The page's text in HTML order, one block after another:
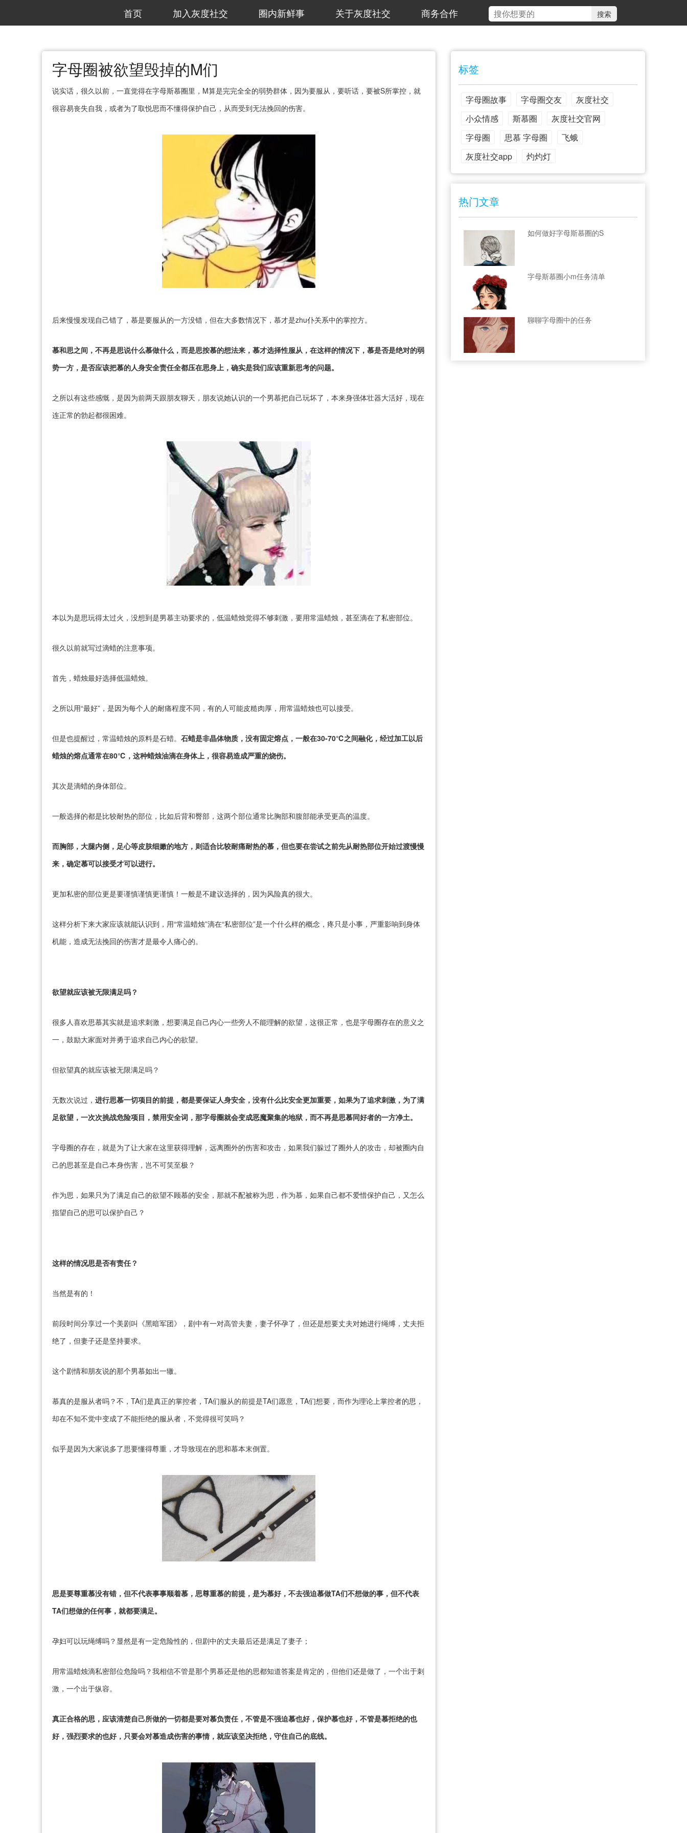
首页 加入灰度社交 圈内新鲜事 关于灰度社交 商务合作
字母圈被欲望毁掉的M们
说实话，很久以前，一直觉得在字母斯慕圈里，M算是完完全全的弱势群体，因为要服从，要听话，要被S所掌控，就
很容易丧失自我，或者为了取悦思而不懂得保护自己，从而受到无法挽回的伤害。
后来慢慢发现自己错了，慕是要服从的一方没错，但在大多数情况下，慕才是zhu仆关系中的掌控方。
慕和思之间，不再是思说什么慕做什么，而是思按慕的想法来，慕才选择性服从，在这样的情况下，慕是否是绝对的弱
势一方，是否应该把慕的人身安全责任全都压在思身上，确实是我们应该重新思考的问题。
之所以有这些感慨，是因为前两天跟朋友聊天，朋友说她认识的一个男慕把自己玩坏了，本来身强体壮器大活好，现在
连正常的勃起都很困难。
本以为是思玩得太过火，没想到是男慕主动要求的，低温蜡烛觉得不够刺激，要用常温蜡烛，甚至滴在了私密部位。
很久以前就写过滴蜡的注意事项。
首先，蜡烛最好选择低温蜡烛。
之所以用“最好”，是因为每个人的耐痛程度不同，有的人可能皮糙肉厚，用常温蜡烛也可以接受。
但是也提醒过，常温蜡烛的原料是石蜡。 石蜡是非晶体物质，没有固定熔点，一般在30-70℃之间融化，经过加工以后
蜡烛的熔点通常在80℃，这种蜡烛油滴在身体上，很容易造成严重的烧伤。
其次是滴蜡的身体部位。
一般选择的都是比较耐热的部位，比如后背和臀部，这两个部位通常比胸部和腹部能承受更高的温度。
而胸部，大腿内侧，足心等皮肤细嫩的地方，则适合比较耐痛耐热的慕，但也要在尝试之前先从耐热部位开始过渡慢慢
来，确定慕可以接受才可以进行。
更加私密的部位更是要谨慎谨慎更谨慎！一般是不建议选择的，因为风险真的很大。
这样分析下来大家应该就能认识到，用“常温蜡烛”滴在“私密部位”是一个什么样的概念，疼只是小事，严重影响到身体
机能，造成无法挽回的伤害才是最令人痛心的。
欲望就应该被无限满足吗？
很多人喜欢思慕其实就是追求刺激，想要满足自己内心一些旁人不能理解的欲望，这很正常，也是字母圈存在的意义之
一，鼓励大家面对并勇于追求自己内心的欲望。
但欲望真的就应该被无限满足吗？
无数次说过， 进行思慕一切项目的前提，都是要保证人身安全，没有什么比安全更加重要，如果为了追求刺激，为了满
足欲望，一次次挑战危险项目，禁用安全词，那字母圈就会变成恶魔聚集的地狱，而不再是思慕同好者的一方净土。
字母圈的存在，就是为了让大家在这里获得理解，远离圈外的伤害和攻击，如果我们躲过了圈外人的攻击，却被圈内自
己的思甚至是自己本身伤害，岂不可笑至极？
作为思，如果只为了满足自己的欲望不顾慕的安全，那就不配被称为思，作为慕，如果自己都不爱惜保护自己，又怎么
指望自己的思可以保护自己？
这样的情况思是否有责任？
当然是有的！
前段时间分享过一个美剧叫《黑暗军团》，剧中有一对高管夫妻，妻子怀孕了，但还是想要丈夫对她进行绳缚，丈夫拒
绝了，但妻子还是坚持要求。
这个剧情和朋友说的那个男慕如出一辙。
慕真的是服从者吗？不，TA们是真正的掌控者，TA们服从的前提是TA们愿意，TA们想要，而作为理论上掌控者的思，
却在不知不觉中变成了不能拒绝的服从者，不觉得很可笑吗？
似乎是因为大家说多了思要懂得尊重，才导致现在的思和慕本末倒置。
思是要尊重慕没有错，但不代表事事顺着慕，思尊重慕的前提，是为慕好，不去强迫慕做TA们不想做的事，但不代表
TA们想做的任何事，就都要满足。
孕妇可以玩绳缚吗？显然是有一定危险性的，但剧中的丈夫最后还是满足了妻子；
用常温蜡烛滴私密部位危险吗？我相信不管是那个男慕还是他的思都知道答案是肯定的，但他们还是做了，一个出于刺
激，一个出于纵容。
真正合格的思，应该清楚自己所做的一切都是要对慕负责任，不管是不强迫慕也好，保护慕也好，不管是慕拒绝的也
好，强烈要求的也好，只要会对慕造成伤害的事情，就应该坚决拒绝，守住自己的底线。
标签
字母圈故事 字母圈交友
灰度社交
小众情感
斯慕圈
灰度社交官网
字母圈
思慕 字母圈
飞蛾
灰度社交app
灼灼灯
热门文章
如何做好字母斯慕圈的S
字母斯慕圈小m任务清单
聊聊字母圈中的任务